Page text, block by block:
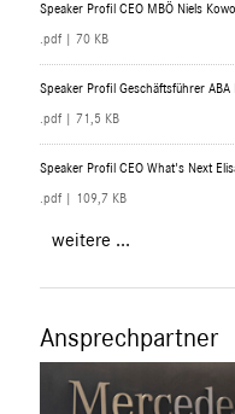
Speaker Profil CEO MBÖ Niels
.pdf 70 KB
Speaker Profil Geschäftsführer ABA
.pdf 71,5 KB
Speaker Profil CEO What's Next
.pdf 109,7 KB
weitere ...
Ansprechpartner